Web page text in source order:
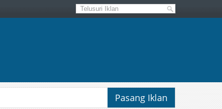
Pasang Iklan